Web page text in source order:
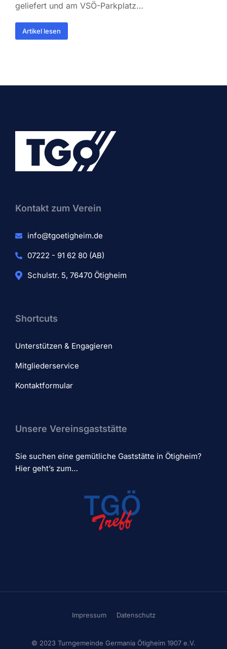
geliefert und am VSÖ-Parkplatz…
Artikel lesen
Kontakt zum Verein​
info@tgoetigheim.de
07222 - 91 62 80 (AB)
Schulstr. 5, 76470 Ötigheim
Shortcuts
Unterstützen & Engagieren
Mitgliederservice
Kontaktformular
Unsere Vereinsgaststätte
Sie suchen eine gemütliche Gaststätte in Ötigheim?
Hier geht’s zum…
© 2023 Turngemeinde Germania Ötigheim 1907 e.V.
Impressum Datenschutz